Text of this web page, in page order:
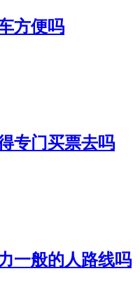
方便吗
专门买票去吗
一般的人路线吗